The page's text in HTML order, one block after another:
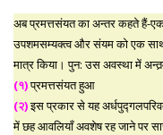
अब प्रमत्तसंयत का अन्तर कहते हैं-एक
उपशमसम्यक्त्व और संयम को एक साथ
मात्र किया। पुन: उस अवस्था में
(१)प्रमत्तसंयत हुआ
(२)इस प्रकार से यह
में छह आवलियाँ अवशेष रह जाने पर